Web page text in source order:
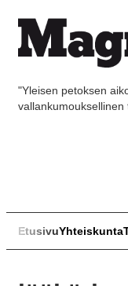
"Yleisen petoksen
vallankumouksellinen
EtusivuYhteiskunta